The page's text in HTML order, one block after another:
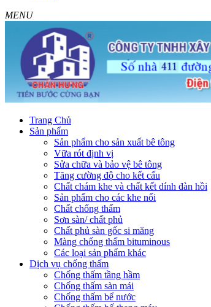
MENU
Trang Chủ
Sản phẩm
Sản phẩm cho sản xuất bê tông
Vữa rót định vị
Sửa chữa và bảo vệ bê tông
Tăng cường độ cho kết cấu
Chất chám khe và chất kết dính đàn hồi
Sản phẩm cho các khe nối
Chất chống thấm
Sơn sàn/ chất phủ
Chất phủ sàn gốc si măng
Màng chống thấm bituminous
Các loại sản phẩm khác
Dịch vụ chống thấm
Chống thấm tầng hầm
Chống thấm sàn mái
Chống thấm bể nước